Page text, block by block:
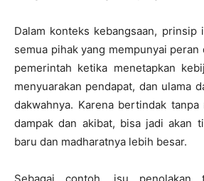
Dalam konteks kebangsaan, prinsip
semua pihak yang mempunyai peran
pemerintah ketika menetapkan
menyuarakan pendapat, dan ulama
dakwahnya. Karena bertindak tanpa
dampak dan akibat, bisa jadi akan
baru dan madharatnya lebih besar.